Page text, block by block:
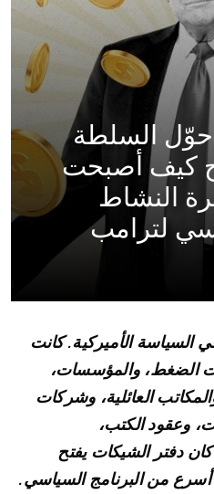
حوّل السلطة
كيف أصبحت
النشاط
لترامب
السياسة الأميركية. كانت
الضغط، والمؤسسات،
العائلية، وشركات
وعقود الكتب،
دفتر الشيكات يفتح
أسرع من البرنامج السياسي.